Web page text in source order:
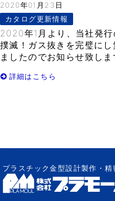
2020年01月23日
カタログ更新情報
2020年1月より、当社発
撲滅！ガス抜きを完璧に
ましたのでお知らせ致し
詳細はこちら
プラスチック金型設計製作・精